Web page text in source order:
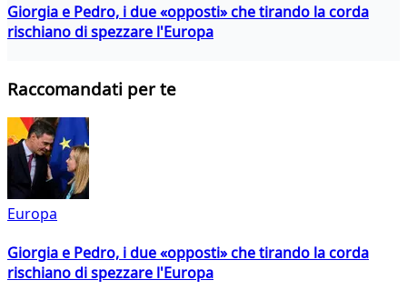
Giorgia e Pedro, i due «opposti» che tirando la corda
rischiano di spezzare l'Europa
Raccomandati per te
Europa
Giorgia e Pedro, i due «opposti» che tirando la corda
rischiano di spezzare l'Europa